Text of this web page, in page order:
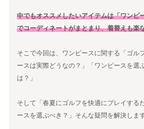
中でもオススメしたいアイテムは「ワンピ
でコーディネートがまとまり、着替えも楽
そこで今回は、ワンピースに関する「ゴル
ースは実際どうなの？」「ワンピースを選
は？」
そして「春夏にゴルフを快適にプレイする
ースを選ぶべき？」そんな疑問を解決しま